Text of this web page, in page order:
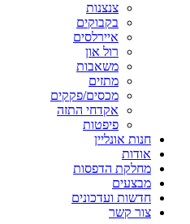
צנצנות
בקבוקים
איירלסים
רול און
משאבות
מתזים
מכסים/פקקים
אקדחי התזה
פיפטות
חנות אונליין
אודות
מחלקת הדפסות
מבצעים
חדשות ועדכונים
צור קשר